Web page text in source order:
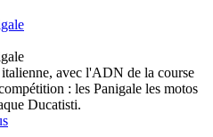
avec l'ADN de la course
: les Panigale les motos
Ducatisti.